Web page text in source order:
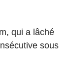
qui a lâché
sous